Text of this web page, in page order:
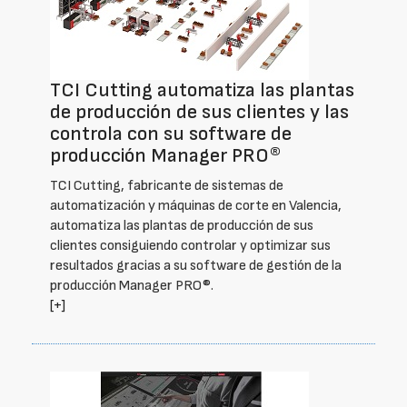
TCI Cutting automatiza las plantas
de producción de sus clientes y las
controla con su software de
producción Manager PRO®
TCI Cutting, fabricante de sistemas de
automatización y máquinas de corte en Valencia,
automatiza las plantas de producción de sus
clientes consiguiendo controlar y optimizar sus
resultados gracias a su software de gestión de la
producción Manager PRO®.
[+]